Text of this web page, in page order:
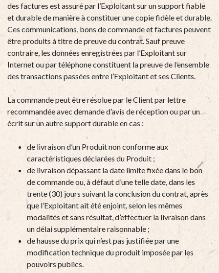
des factures est assuré par l’Exploitant sur un support fiable
et durable de manière à constituer une copie fidèle et durable.
Ces communications, bons de commande et factures peuvent
être produits à titre de preuve du contrat. Sauf preuve
contraire, les données enregistrées par l’Exploitant sur
Internet ou par téléphone constituent la preuve de l’ensemble
des transactions passées entre l’Exploitant et ses Clients.
La commande peut être résolue par le Client par lettre
recommandée avec demande d’avis de réception ou par un
écrit sur un autre support durable en cas :
de livraison d’un Produit non conforme aux
caractéristiques déclarées du Produit ;
de livraison dépassant la date limite fixée dans le bon
de commande ou, à défaut d’une telle date, dans les
trente (30) jours suivant la conclusion du contrat, après
que l’Exploitant ait été enjoint, selon les mêmes
modalités et sans résultat, d’effectuer la livraison dans
un délai supplémentaire raisonnable ;
de hausse du prix qui n’est pas justifiée par une
modification technique du produit imposée par les
pouvoirs publics.